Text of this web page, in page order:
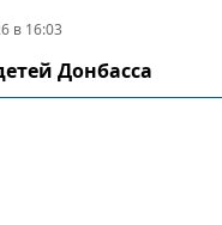
в 16:03
Донбасса